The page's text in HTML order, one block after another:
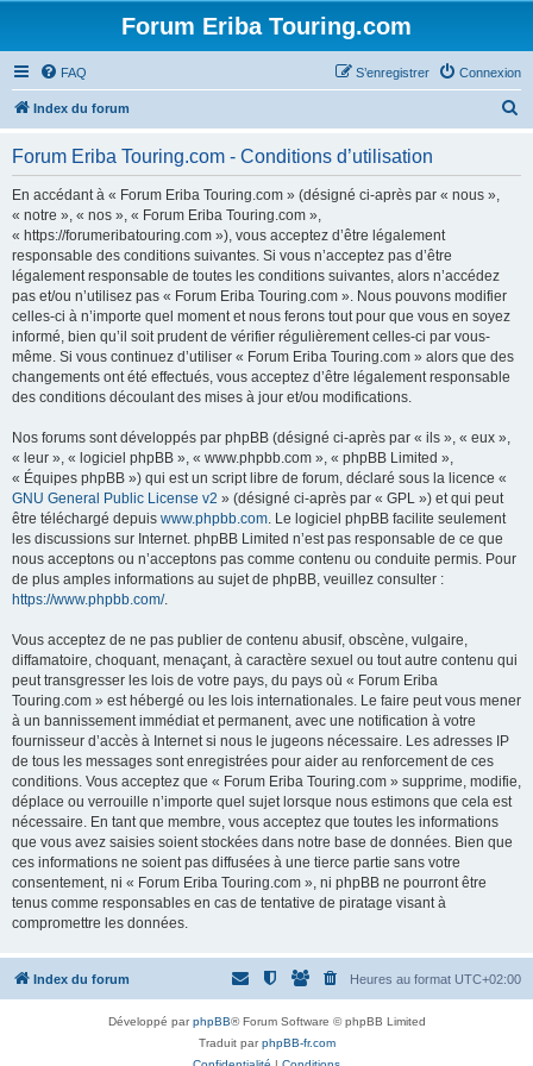
Forum Eriba Touring.com
FAQ Connexion
S’enregistrer
Index du forum
Forum Eriba Touring.com - Conditions d’utilisation
En accédant à « Forum Eriba Touring.com » (désigné ci-après par « nous »,
« notre », « nos », « Forum Eriba Touring.com »,
« https://forumeribatouring.com »), vous acceptez d’être légalement
responsable des conditions suivantes. Si vous n’acceptez pas d’être
légalement responsable de toutes les conditions suivantes, alors n’accédez
pas et/ou n’utilisez pas « Forum Eriba Touring.com ». Nous pouvons modifier
celles-ci à n’importe quel moment et nous ferons tout pour que vous en soyez
informé, bien qu’il soit prudent de vérifier régulièrement celles-ci par vous-
même. Si vous continuez d’utiliser « Forum Eriba Touring.com » alors que des
changements ont été effectués, vous acceptez d’être légalement responsable
des conditions découlant des mises à jour et/ou modifications.
Nos forums sont développés par phpBB (désigné ci-après par « ils », « eux »,
« leur », « logiciel phpBB », « www.phpbb.com », « phpBB Limited »,
« Équipes phpBB ») qui est un script libre de forum, déclaré sous la licence «
GNU General Public License v2 » (désigné ci-après par « GPL ») et qui peut
être téléchargé depuis www.phpbb.com. Le logiciel phpBB facilite seulement
les discussions sur Internet. phpBB Limited n’est pas responsable de ce que
nous acceptons ou n’acceptons pas comme contenu ou conduite permis. Pour
de plus amples informations au sujet de phpBB, veuillez consulter :
https://www.phpbb.com/.
Vous acceptez de ne pas publier de contenu abusif, obscène, vulgaire,
diffamatoire, choquant, menaçant, à caractère sexuel ou tout autre contenu qui
peut transgresser les lois de votre pays, du pays où « Forum Eriba
Touring.com » est hébergé ou les lois internationales. Le faire peut vous mener
à un bannissement immédiat et permanent, avec une notification à votre
fournisseur d’accès à Internet si nous le jugeons nécessaire. Les adresses IP
de tous les messages sont enregistrées pour aider au renforcement de ces
conditions. Vous acceptez que « Forum Eriba Touring.com » supprime, modifie,
déplace ou verrouille n’importe quel sujet lorsque nous estimons que cela est
nécessaire. En tant que membre, vous acceptez que toutes les informations
que vous avez saisies soient stockées dans notre base de données. Bien que
ces informations ne soient pas diffusées à une tierce partie sans votre
consentement, ni « Forum Eriba Touring.com », ni phpBB ne pourront être
tenus comme responsables en cas de tentative de piratage visant à
compromettre les données.
Index du forum Heures au format UTC+02:00
Développé parphpBB® Forum Software © phpBB Limited
Traduit parphpBB-fr.com